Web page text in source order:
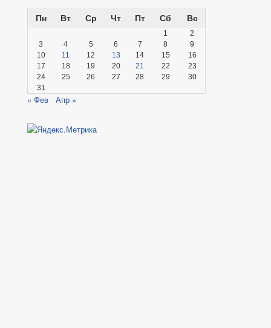
Пн
Вт Ср Чт Пт Сб Вс
1
2
3
4 5 6 7 8
9
10
11 12 13 14 15
16
17
18 19 20 21 22
23
24
25 26 27 28 29
30
31
« Фев Апр »